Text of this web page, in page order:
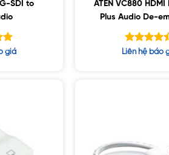
SDI to
giá
ATEN VC880
Plus Audio De-
Được xếp
Liên hệ báo